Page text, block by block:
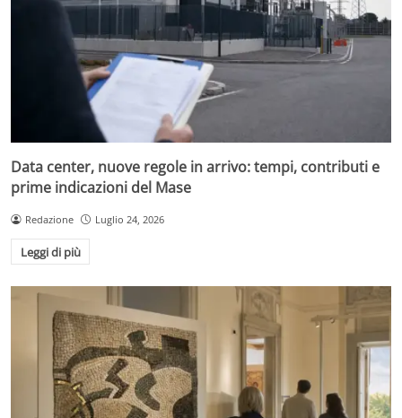
Data center, nuove regole in arrivo: tempi, contributi e
prime indicazioni del Mase
Redazione Luglio 24, 2026
Leggi di più